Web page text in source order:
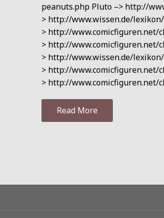
peanuts.php Pluto –> http://
> http://www.wissen.de/
> http://
> http://www.comicfiguren.net/
> http://www.wissen.de/
> http://www.comicfiguren.net/
> http://
Read More